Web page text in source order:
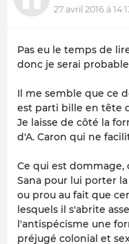
27 avril 2016 à
Pas eu le temps de
donc je serai
Il me semble que ce
est parti bille en tête
Je laisse de côté la
d'A. Caron qui ne
Ce qui est dommage,
Sana pour lui porter
ou prou au fait que
lesquels il s'abrite
l'antispécisme une
préjugé colonial et